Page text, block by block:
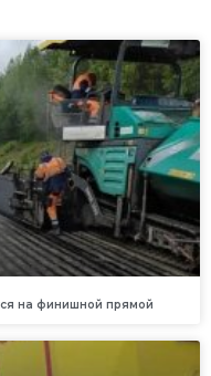
на финишной прямой